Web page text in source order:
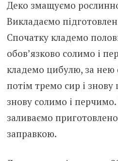
Деко змащуємо
Викладаємо
Спочатку кладемо
обов’язково солимо і
кладемо цибулю, за
потім тремо сир і знову
знову солимо і перчимо.
заливаємо
заправкою.